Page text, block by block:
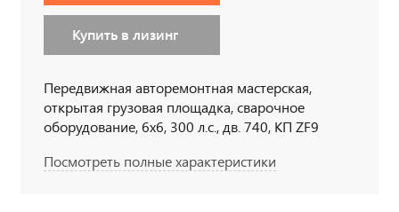
Купить в лизинг
Передвижная авторемонтная мастерская,
открытая грузовая площадка, сварочное
оборудование, 6х6, 300 л.с., дв. 740, КП ZF9
Посмотреть полные характеристики